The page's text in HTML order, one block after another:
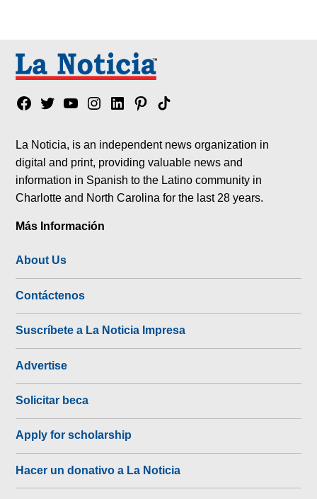
Facebook
TwitterYouTubeInstagram
LinkedinPinterest
Tik
La Noticia, is an independent news organization in
digital and print, providing valuable news and
information in Spanish to the Latino community in
Charlotte and North Carolina for the last 28 years.
Más Información
About Us
Contáctenos
Suscríbete a La Noticia Impresa
Advertise
Solicitar beca
Apply for scholarship
Hacer un donativo a La Noticia